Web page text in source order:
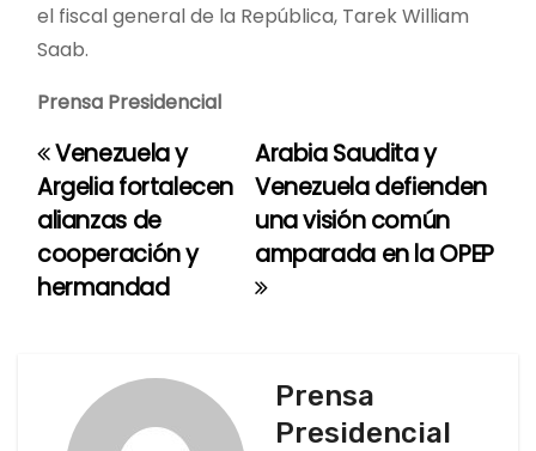
el fiscal general de la República, Tarek William
Saab.
Prensa Presidencial
N
a
v
Arabia Saudita y
Venezuela defienden
una visión común
amparada en la OPEP
Venezuela y
Argelia fortalecen
alianzas de
cooperación y
hermandad
Prensa
Presidencial